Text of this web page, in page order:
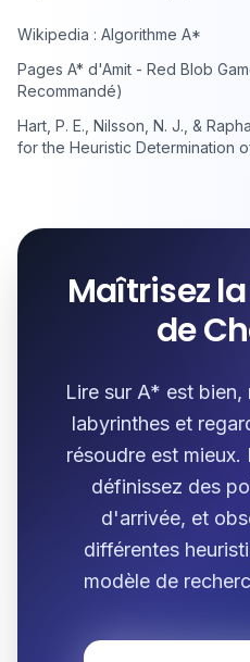
Wikipedia : Algorithme A*
Pages A* d'Amit - Red Blob
Recommandé)
Hart, P. E., Nilsson, N. J., &
for the Heuristic Determination
Maîtrisez
de
Lire sur A* est
labyrinthes et
résoudre est mieux.
définissez des
d'arrivée, et
différentes
modèle de